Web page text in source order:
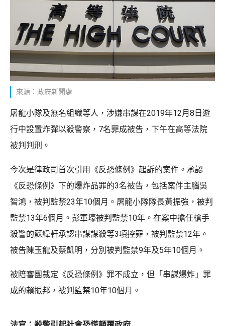
來源：政府新聞處
屠龍小隊及無名組織等人，涉嫌串謀在2019年12月8日遊
行中設置炸彈以殺警察，7名罪成被告，下午在高等法院
被判判刑。
今次是律政司首次引用《反恐條例》起訴的案件。承認
《反恐條例》下的爆炸品罪的3名被告，包括案件主腦吳
智鴻，被判監禁23年10個月。屠龍小隊隊長黃振強，被判
監禁13年6個月。彭軍壕被判監禁10年。在案中擔任槍手
殺警的蘇緯軒承認串謀謀殺等3項控罪，被判監禁12年。
被告陳玉龍及蔡凱明，分別被判監禁9年及5年10個月。
被陪審團裁定《反恐條例》罪不成立，但「串謀爆炸」罪
成的賴振邦，被判監禁10年10個月。